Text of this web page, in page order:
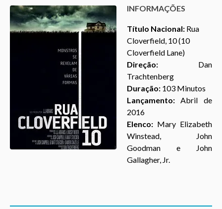
INFORMAÇÕES
Título Nacional: Rua
Cloverfield, 10 (10
Cloverfield Lane)
Direção: Dan
Trachtenberg
Duração: 103Minutos
Lançamento: Abril de
2016
Elenco: Mary Elizabeth
Winstead, John
Goodman e
John
Gallagher, Jr.